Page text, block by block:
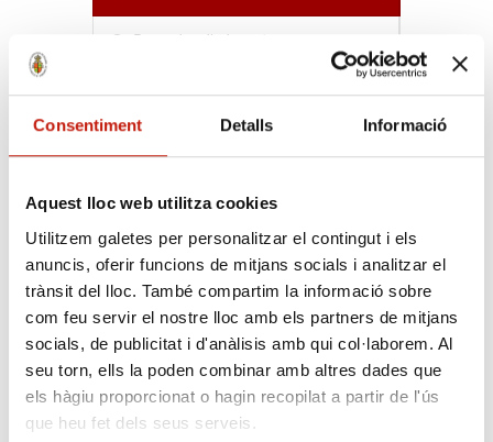
Consentiment Detalls Informació
Aquest lloc web utilitza cookies
Utilitzem galetes per personalitzar el contingut i els
anuncis, oferir funcions de mitjans socials i analitzar el
trànsit del lloc. També compartim la informació sobre
com feu servir el nostre lloc amb els partners de mitjans
socials, de publicitat i d'anàlisis amb qui col·laborem. Al
seu torn, ells la poden combinar amb altres dades que
els hàgiu proporcionat o hagin recopilat a partir de l'ús
que heu fet dels seus serveis.
Comunicat 161/2023 -
CONVOCATÒRIA SOJ
PENITENCIARI 2024
Benvolgudes i benvolguts,
Us adjuntem la convocatòria del SOJ
PENITENCIARI per a l’any 2024 on trobareu